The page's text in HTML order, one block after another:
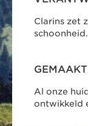
Clarins zet
schoonheid.
Al onze
ontwikkeld